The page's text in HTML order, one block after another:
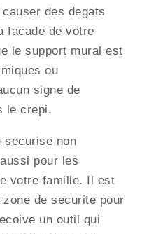
des degats
facade de votre
le support mural est
ou
signe de
le crepi.
securise non
pour les
votre famille. Il est
de securite pour
un outil qui